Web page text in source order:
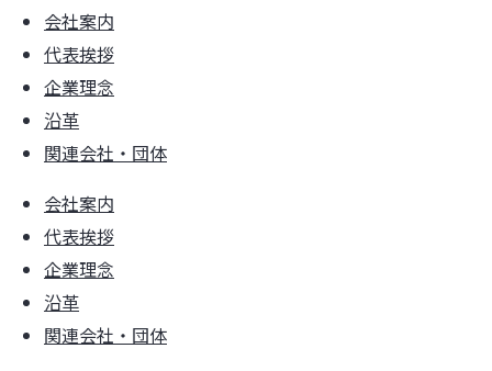
会社案内
代表挨拶
企業理念
沿革
関連会社・団体
会社案内
代表挨拶
企業理念
沿革
関連会社・団体